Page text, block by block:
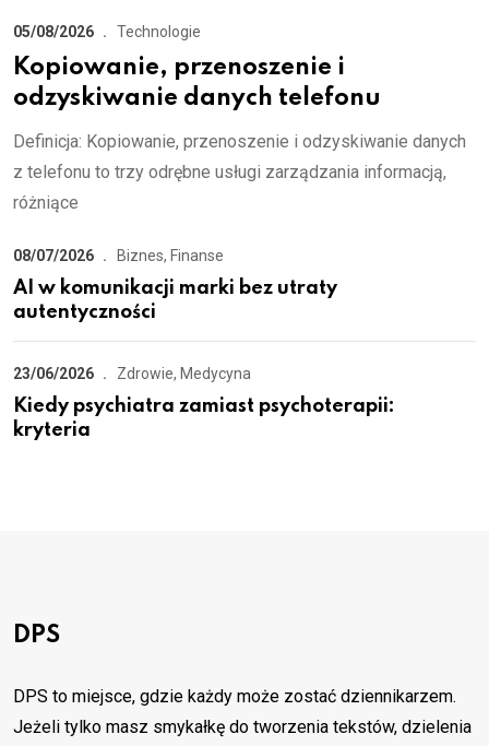
05/08/2026 Technologie
Kopiowanie, przenoszenie i
odzyskiwanie danych telefonu
Definicja: Kopiowanie, przenoszenie i odzyskiwanie danych
z telefonu to trzy odrębne usługi zarządzania informacją,
różniące
08/07/2026 Biznes, Finanse
AI w komunikacji marki bez utraty
autentyczności
23/06/2026 Zdrowie, Medycyna
Kiedy psychiatra zamiast psychoterapii:
kryteria
DPS
DPS to miejsce, gdzie każdy może zostać dziennikarzem.
Jeżeli tylko masz smykałkę do tworzenia tekstów, dzielenia